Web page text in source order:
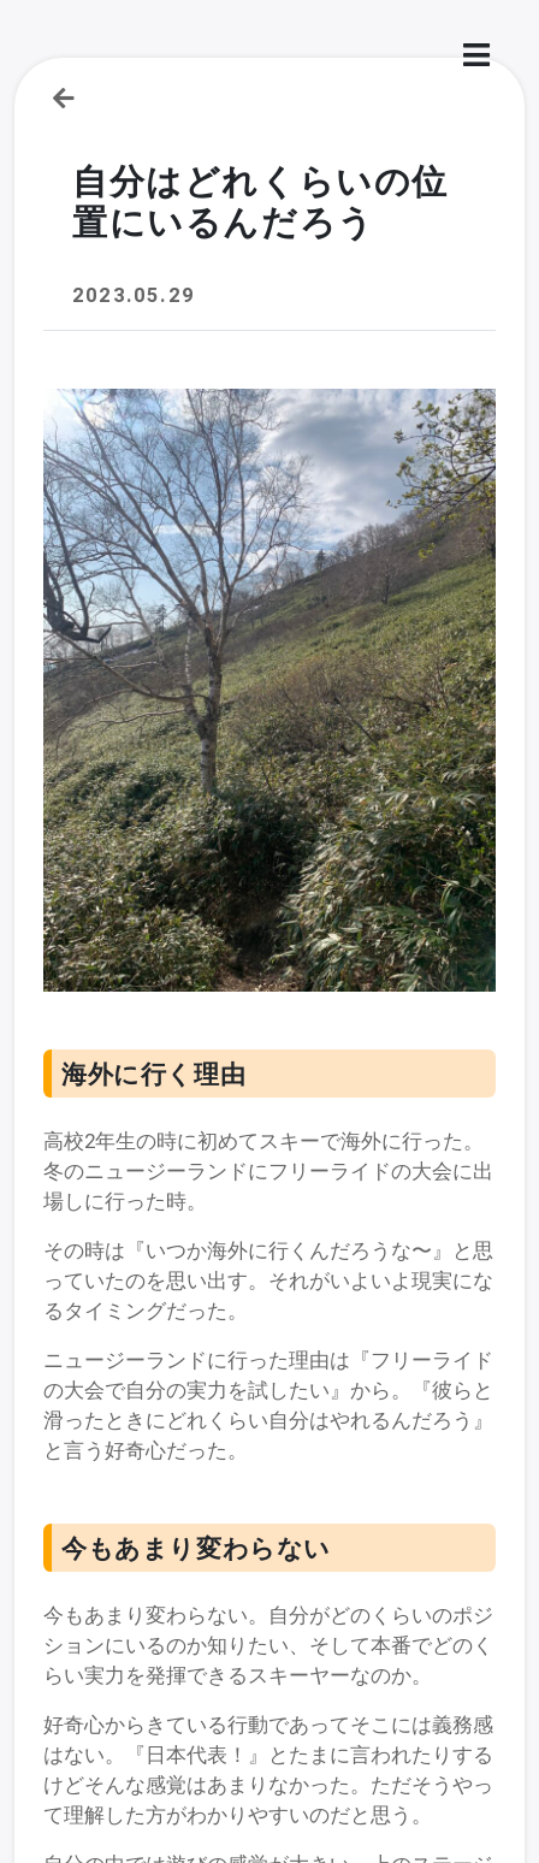
自分はどれくらいの位
置にいるんだろう
2023.05.29
海外に行く理由
高校2年生の時に初めてスキーで海外に行った。
冬のニュージーランドにフリーライドの大会に出
場しに行った時。
その時は『いつか海外に行くんだろうな〜』と思
っていたのを思い出す。それがいよいよ現実にな
るタイミングだった。
ニュージーランドに行った理由は『フリーライド
の大会で自分の実力を試したい』から。『彼らと
滑ったときにどれくらい自分はやれるんだろう』
と言う好奇心だった。
今もあまり変わらない
今もあまり変わらない。自分がどのくらいのポジ
ションにいるのか知りたい、そして本番でどのく
らい実力を発揮できるスキーヤーなのか。
好奇心からきている行動であってそこには義務感
はない。『日本代表！』とたまに言われたりする
けどそんな感覚はあまりなかった。ただそうやっ
て理解した方がわかりやすいのだと思う。